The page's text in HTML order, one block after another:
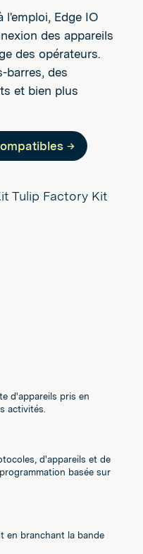
l'emploi, Edge IO
des appareils
des opérateurs.
barres, des
et bien plus
→
d'appareils pris en
activités.
d'appareils et de
basée sur
en branchant la bande